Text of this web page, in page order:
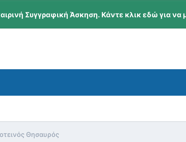
Συγγραφική Άσκηση. Κάντε κλικ εδώ για να
Θησαυρός